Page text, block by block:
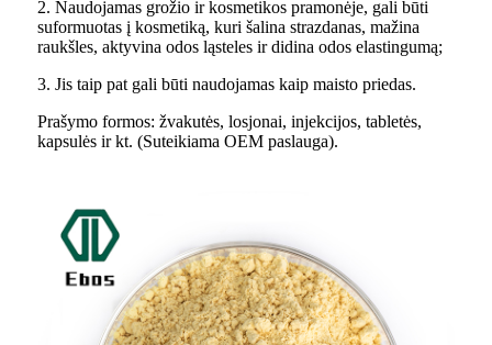
2. Naudojamas grožio ir kosmetikos pramonėje, gali būti
suformuotas į kosmetiką, kuri šalina strazdanas, mažina
raukšles, aktyvina odos ląsteles ir didina odos elastingumą;
3. Jis taip pat gali būti naudojamas kaip maisto priedas.
Prašymo formos: žvakutės, losjonai, injekcijos, tabletės,
kapsulės ir kt. (Suteikiama OEM paslauga).